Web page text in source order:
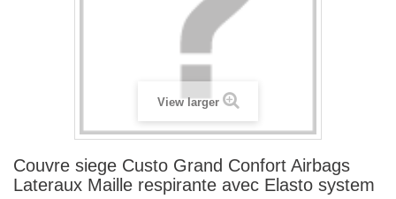
View larger
Couvre siege Custo Grand Confort Airbags
Lateraux Maille respirante avec Elasto system